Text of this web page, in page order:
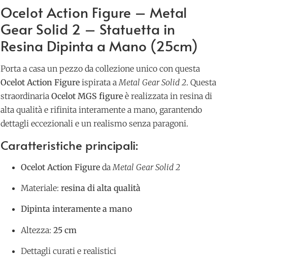
Ocelot Action Figure – Metal
Gear Solid 2 – Statuetta in
Resina Dipinta a Mano (25cm)
Porta a casa un pezzo da collezione unico con questa
Ocelot Action Figure ispirata aMetal Gear Solid 2. Questa
straordinaria Ocelot MGS figure è realizzata in resina di
alta qualità e rifinita interamente a mano, garantendo
dettagli eccezionali e un realismo senza paragoni.
Caratteristiche principali:
Ocelot Action Figure da Metal Gear Solid 2
Materiale: resina di alta qualità
Dipinta interamente a mano
Altezza: 25 cm
Dettagli curati e realistici